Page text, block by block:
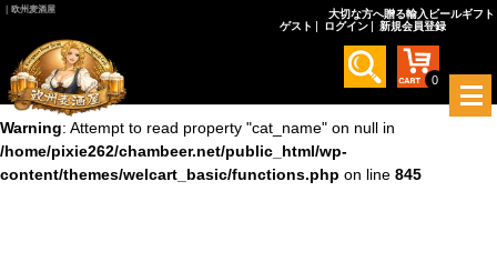
/home/pixie262/chambeer.net/public_html/wp-
content/themes/welcart_basic/functions.php
on line 845
Warning: Attempt to read property "cat_name" on null in
/home/pixie262/chambeer.net/public_html/wp-
content/themes/welcart_basic/functions.php on line 845
｜欧州麦酒屋
大切な方へ贈る輸入ビールギフト
ゲスト
ログイン 新規会員登録
0
メ
ニ